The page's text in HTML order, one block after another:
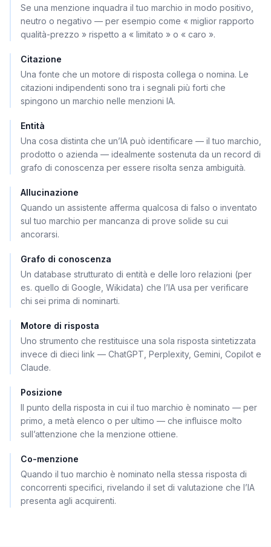
Se una menzione inquadra il tuo marchio in modo positivo,
neutro o negativo — per esempio come « miglior rapporto
qualità-prezzo » rispetto a « limitato » o « caro ».
Citazione
Una fonte che un motore di risposta collega o nomina. Le
citazioni indipendenti sono tra i segnali più forti che
spingono un marchio nelle menzioni IA.
Entità
Una cosa distinta che un’IA può identificare — il tuo marchio,
prodotto o azienda — idealmente sostenuta da un record di
grafo di conoscenza per essere risolta senza ambiguità.
Allucinazione
Quando un assistente afferma qualcosa di falso o inventato
sul tuo marchio per mancanza di prove solide su cui
ancorarsi.
Grafo di conoscenza
Un database strutturato di entità e delle loro relazioni (per
es. quello di Google, Wikidata) che l’IA usa per verificare
chi sei prima di nominarti.
Motore di risposta
Uno strumento che restituisce una sola risposta sintetizzata
invece di dieci link — ChatGPT, Perplexity, Gemini, Copilot e
Claude.
Posizione
Il punto della risposta in cui il tuo marchio è nominato — per
primo, a metà elenco o per ultimo — che influisce molto
sull’attenzione che la menzione ottiene.
Co-menzione
Quando il tuo marchio è nominato nella stessa risposta di
concorrenti specifici, rivelando il set di valutazione che l’IA
presenta agli acquirenti.